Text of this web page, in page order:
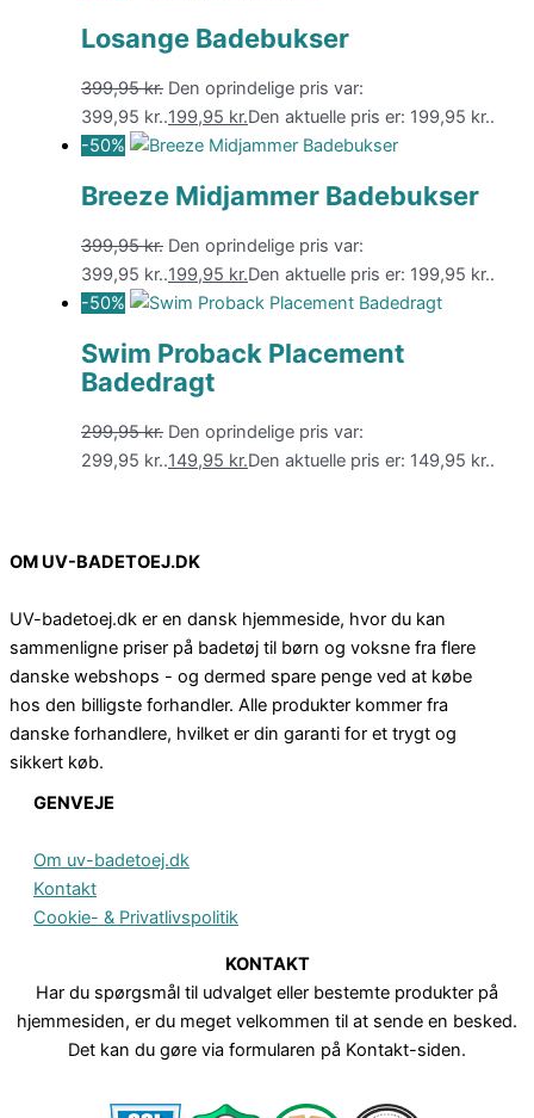
Losange Badebukser
399,95kr. Den oprindelige pris var:
399,95 kr..199,95 kr.Den aktuelle pris er: 199,95 kr..
-50%
Breeze Midjammer Badebukser
399,95kr. Den oprindelige pris var:
399,95 kr..199,95 kr.Den aktuelle pris er: 199,95 kr..
-50%
Swim Proback Placement
Badedragt
299,95kr. Den oprindelige pris var:
299,95 kr..149,95 kr.Den aktuelle pris er: 149,95 kr..
OM UV-BADETOEJ.DK
UV-badetoej.dk er en dansk hjemmeside, hvor du kan
sammenligne priser på badetøj til børn og voksne fra flere
danske webshops - og dermed spare penge ved at købe
hos den billigste forhandler. Alle produkter kommer fra
danske forhandlere, hvilket er din garanti for et trygt og
sikkert køb.
GENVEJE
Om uv-badetoej.dk
Kontakt
Cookie- & Privatlivspolitik
KONTAKT
Har du spørgsmål til udvalget eller bestemte produkter på
hjemmesiden, er du meget velkommen til at sende en besked.
Det kan du gøre via formularen på Kontakt-siden.